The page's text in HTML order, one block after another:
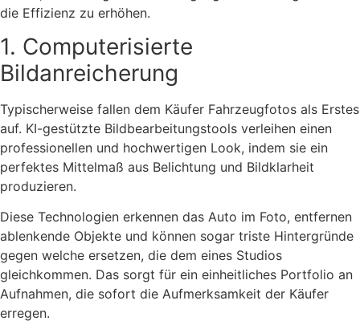
die Effizienz zu erhöhen.
1. Computerisierte
Bildanreicherung
Typischerweise fallen dem Käufer Fahrzeugfotos als Erstes
auf. KI-gestützte Bildbearbeitungstools verleihen einen
professionellen und hochwertigen Look, indem sie ein
perfektes Mittelmaß aus Belichtung und Bildklarheit
produzieren.
Diese Technologien erkennen das Auto im Foto, entfernen
ablenkende Objekte und können sogar triste Hintergründe
gegen welche ersetzen, die dem eines Studios
gleichkommen. Das sorgt für ein einheitliches Portfolio an
Aufnahmen, die sofort die Aufmerksamkeit der Käufer
erregen.